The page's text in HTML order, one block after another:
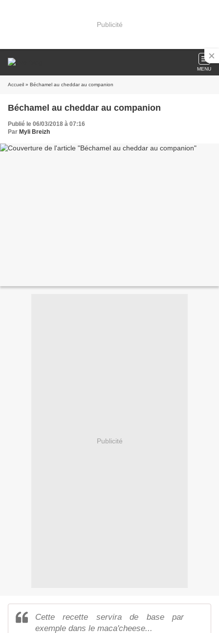
Publicité
MENU
Accueil » Béchamel au cheddar au companion
Béchamel au cheddar au companion
Publié le 06/03/2018 à 07:16
Par Myli Breizh
Publicité
Cette recette servira de base par
exemple dans le maca'cheese...